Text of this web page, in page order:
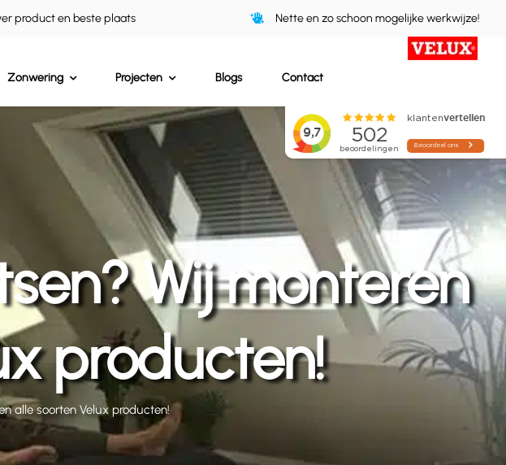
product en beste plaats Nette en zo schoon mogelijke werkwijze!
Zonwering Projecten Blogs Contact
Wij monteren
producten!
alle soorten Velux producten!